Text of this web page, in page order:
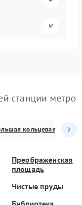
станции метро
кольцевая
Преображенская
площадь
Чистые пруды